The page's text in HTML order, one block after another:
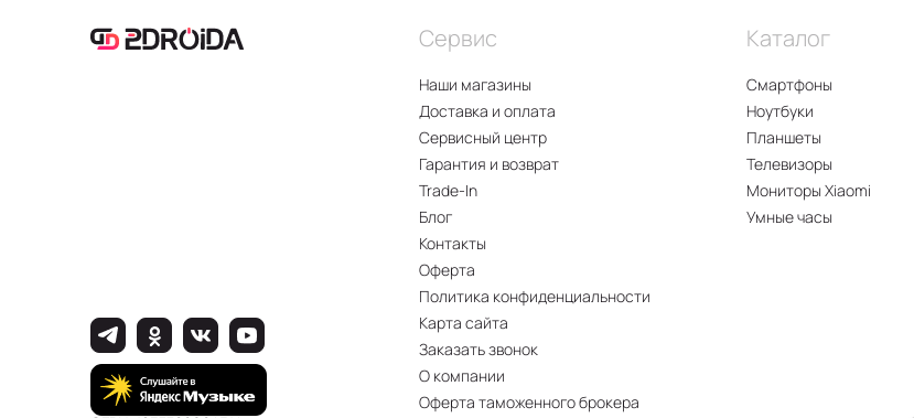
Сервис
Наши магазины
Доставка и оплата
Сервисный центр
Гарантия и возврат
Trade-In
Блог
Контакты
Оферта
Политика конфиденциальности
Карта сайта
Заказать звонок
О компании
Оферта таможенного брокера
Каталог
Смартфоны
Ноутбуки
Планшеты
Телевизоры
Мониторы Xiaomi
Умные часы